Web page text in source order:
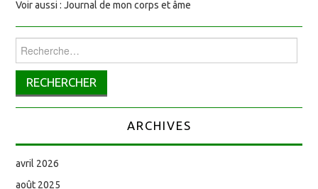
Voir aussi : Journal de mon corps et âme
Rechercher :
ARCHIVES
avril 2026
août 2025